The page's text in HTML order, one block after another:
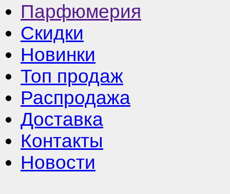
Парфюмерия
Скидки
Новинки
Топ продаж
Распродажа
Доставка
Контакты
Новости